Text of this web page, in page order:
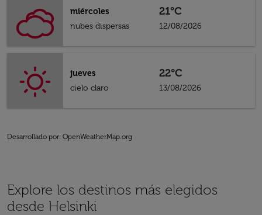
miércoles
nubes dispersas
21°C
12/08/2026
jueves
cielo claro
22°C
13/08/2026
Desarrollado por: OpenWeatherMap.org
Explore los destinos más elegidos
desde Helsinki